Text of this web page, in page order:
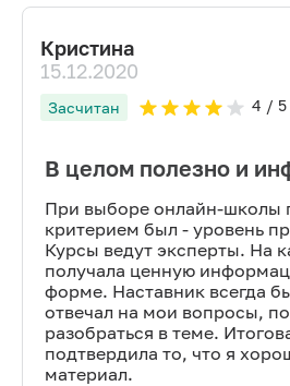
Кристина
15.12.2020
Засчитан 4 / 5
В целом полезно и
При выборе онлайн-школы
критерием был - уровень
Курсы ведут эксперты. На
получала ценную
форме. Наставник всегда
отвечал на мои вопросы,
разобраться в теме.
подтвердила то, что я
материал.